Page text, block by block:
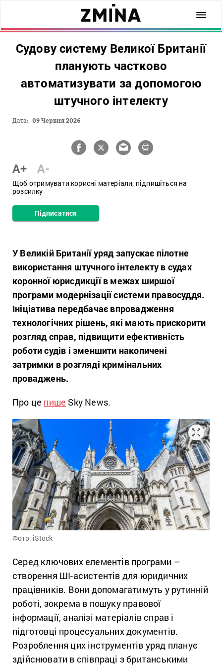
Судову систему Великої Британії
планують частково
автоматизувати за допомогою
штучного інтелекту
Дата: 09 Червня 2026
A+ A-
Щоб отримувати корисні матеріали, підпишіться на
розсилку
Підписатися
У Великій Британії уряд запускає пілотне
використання штучного інтелекту в судах
коронної юрисдикції в межах ширшої
програми модернізації системи правосуддя.
Ініціатива передбачає впровадження
технологічних рішень, які мають прискорити
розгляд справ, підвищити ефективність
роботи судів і зменшити накопичені
затримки в розгляді кримінальних
проваджень.
Про це пише Sky News.
Фото: iStock
Серед ключових елементів програми –
створення ШІ-асистентів для юридичних
працівників. Вони допомагатимуть у рутинній
роботі, зокрема в пошуку правової
інформації, аналізі матеріалів справ і
підготовці процесуальних документів.
Розроблення цих інструментів уряд планує
здійснювати в співпраці з британськими